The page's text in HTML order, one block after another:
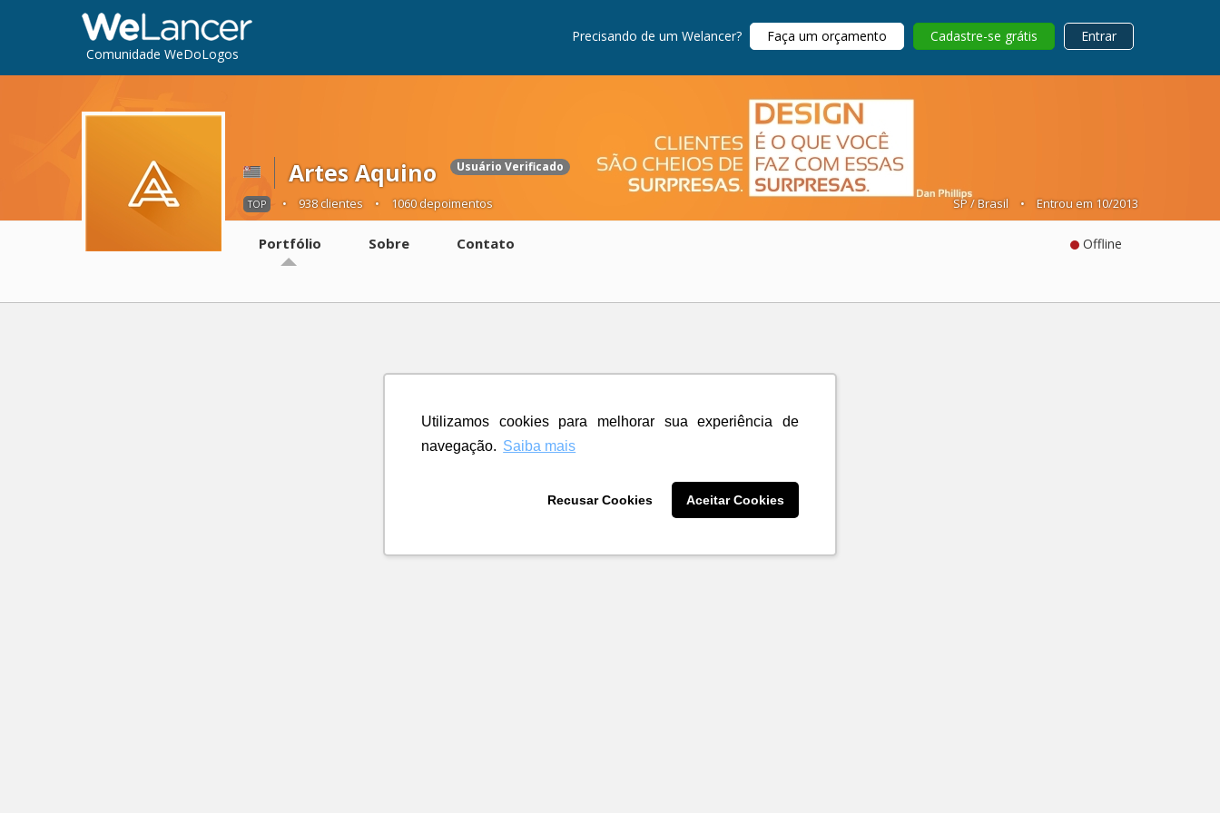
Utilizamos cookies para melhorar sua experiência de
navegação. Saiba mais
Recusar Cookies Aceitar Cookies
Comunidade WeDoLogos
Precisando de um Welancer? Faça um orçamento Cadastre-se grátis Entrar
Artes Aquino Usuário Verificado
TOP • 938 clientes • 1060 depoimentos SP / Brasil • Entrou em 10/2013
Portfólio Sobre Contato Offline